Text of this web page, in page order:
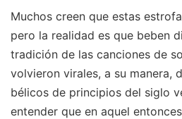
Muchos creen que estas
pero la realidad es que beben
tradición de las canciones de
volvieron virales, a su manera,
bélicos de principios del siglo
entender que en aquel